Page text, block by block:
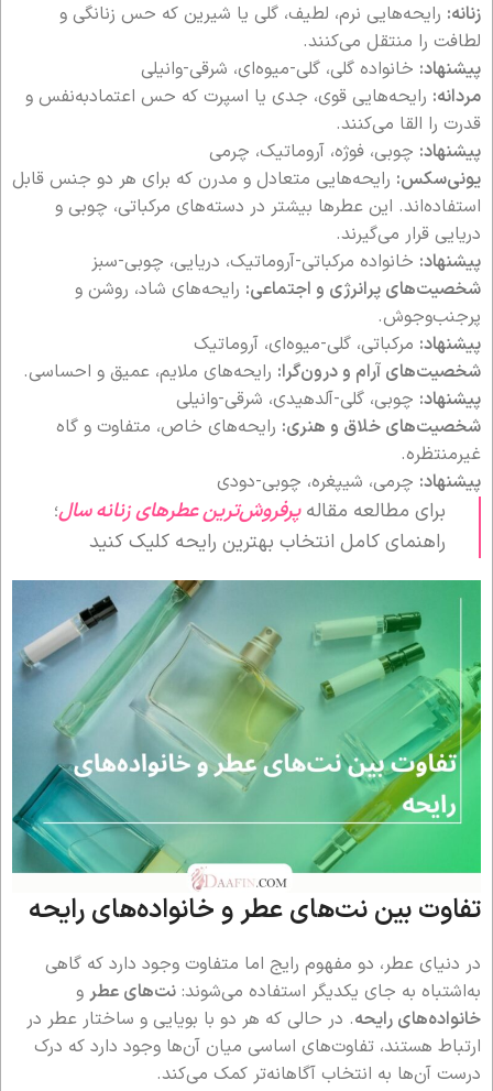
زنانه: رایحه‌هایی نرم، لطیف، گلی یا شیرین که حس زنانگی و
لطافت را منتقل می‌کنند.
پیشنهاد: خانواده گلی، گلی-میوه‌ای، شرقی-وانیلی
مردانه: رایحه‌هایی قوی، جدی یا اسپرت که حس اعتمادبه‌نفس و
قدرت را القا می‌کنند.
پیشنهاد: چوبی، فوژه، آروماتیک، چرمی
یونی‌سکس: رایحه‌هایی متعادل و مدرن که برای هر دو جنس قابل
استفاده‌اند. این عطرها بیشتر در دسته‌های مرکباتی، چوبی و
دریایی قرار می‌گیرند.
پیشنهاد: خانواده مرکباتی-آروماتیک، دریایی، چوبی-سبز
شخصیت‌های پرانرژی و اجتماعی: رایحه‌های شاد، روشن و
پرجنب‌وجوش.
پیشنهاد: مرکباتی، گلی-میوه‌ای، آروماتیک
شخصیت‌های آرام و درون‌گرا: رایحه‌های ملایم، عمیق و احساسی.
پیشنهاد: چوبی، گلی-آلدهیدی، شرقی-وانیلی
شخصیت‌های خلاق و هنری: رایحه‌های خاص، متفاوت و گاه
غیرمنتظره.
پیشنهاد: چرمی، شیپغره، چوبی-دودی
برای مطالعه مقالهپرفروش‌ترین عطرهای زنانه سال؛
راهنمای کامل انتخاب بهترین رایحه کلیک کنید
تفاوت بین نت‌های عطر و خانواده‌های رایحه
در دنیای عطر، دو مفهوم رایج اما متفاوت وجود دارد که گاهی
به‌اشتباه به جای یکدیگر استفاده می‌شوند: نت‌های عطر و
خانواده‌های رایحه. در حالی که هر دو با بویایی و ساختار عطر در
ارتباط هستند، تفاوت‌های اساسی میان آن‌ها وجود دارد که درک
درست آن‌ها به انتخاب آگاهانه‌تر کمک می‌کند.